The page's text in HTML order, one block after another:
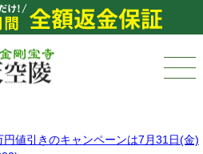
円値引きのキャンペーンは7月31日(金)